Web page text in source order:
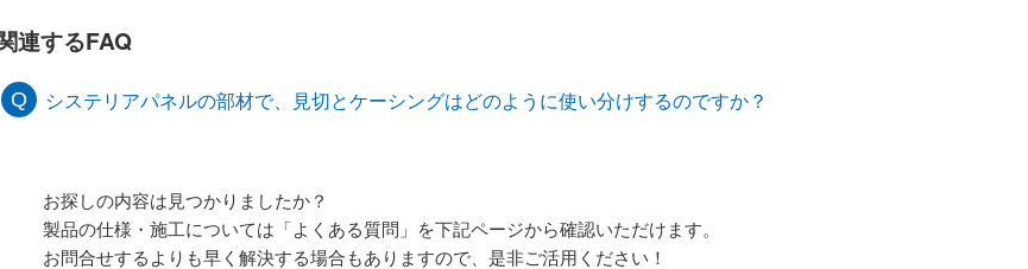
連するFAQ
システリアパネルの部材で、見切とケーシングはどのように使い分けするのですか？
お探しの内容は見つかりましたか？
製品の仕様・施工については「よくある質問」を下記ページから確認いただけます。
お問合せするよりも早く解決する場合もありますので、是非ご活用ください！